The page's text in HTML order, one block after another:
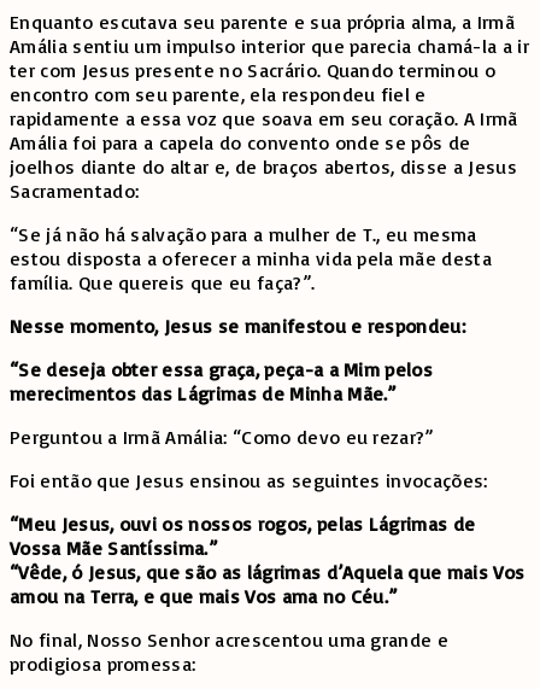
Enquanto escutava seu parente e sua própria alma, a Irmã
Amália sentiu um impulso interior que parecia chamá-la a ir
ter com Jesus presente no Sacrário. Quando terminou o
encontro com seu parente, ela respondeu fiel e
rapidamente a essa voz que soava em seu coração. A Irmã
Amália foi para a capela do convento onde se pôs de
joelhos diante do altar e, de braços abertos, disse a Jesus
Sacramentado:
“Se já não há salvação para a mulher de T., eu mesma
estou disposta a oferecer a minha vida pela mãe desta
família. Que quereis que eu faça?”.
Nesse momento, Jesus se manifestou e respondeu:
“Se deseja obter essa graça, peça-a a Mim pelos
merecimentos das Lágrimas de Minha Mãe.”
Perguntou a Irmã Amália: “Como devo eu rezar?”
Foi então que Jesus ensinou as seguintes invocações:
“Meu Jesus, ouvi os nossos rogos, pelas Lágrimas de
Vossa Mãe Santíssima.”
“Vêde, ó Jesus, que são as lágrimas d’Aquela que mais Vos
amou na Terra, e que mais Vos ama no Céu.”
No final, Nosso Senhor acrescentou uma grande e
prodigiosa promessa: